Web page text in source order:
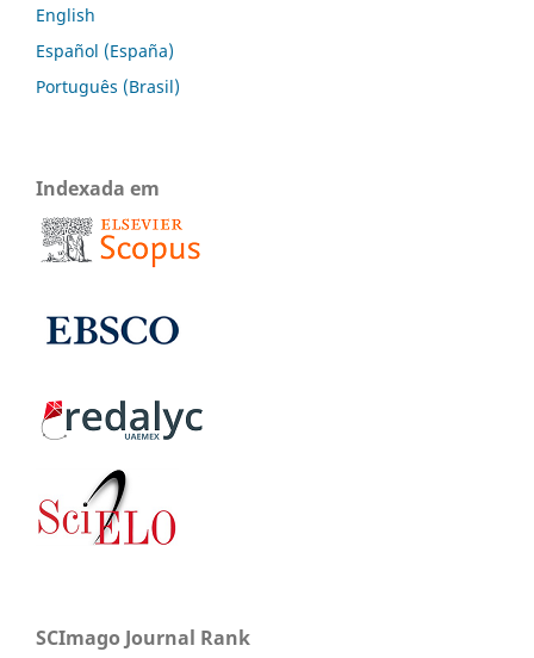
English
Español (España)
Português (Brasil)
Indexada em
SCImago Journal Rank